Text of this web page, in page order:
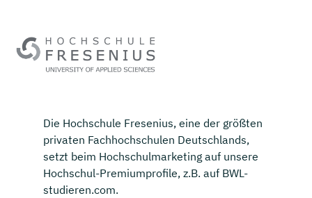
Die Hochschule Fresenius, eine der größten
privaten Fachhochschulen Deutschlands,
setzt beim Hochschulmarketing auf unsere
Hochschul-Premiumprofile, z.B. auf BWL-
studieren.com.